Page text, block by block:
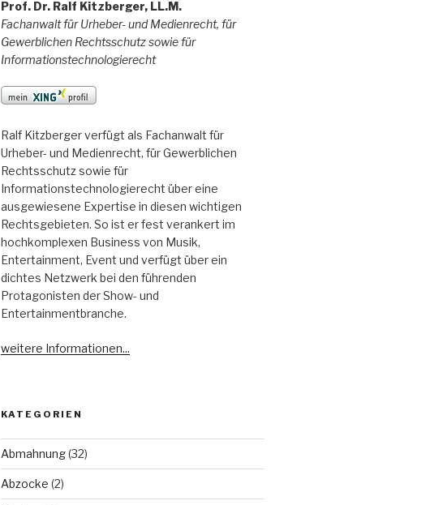
Prof. Dr. Ralf Kitzberger, LL.M.
Fachanwalt für Urheber- und Medienrecht, für
Gewerblichen Rechtsschutz sowie für
Informationstechnologierecht
Ralf Kitzberger verfügt als Fachanwalt für
Urheber- und Medienrecht, für Gewerblichen
Rechtsschutz sowie für
Informationstechnologierecht über eine
ausgewiesene Expertise in diesen wichtigen
Rechtsgebieten. So ist er fest verankert im
hochkomplexen Business von Musik,
Entertainment, Event und verfügt über ein
dichtes Netzwerk bei den führenden
Protagonisten der Show- und
Entertainmentbranche.
weitere Informationen...
KATEGORIEN
Abmahnung(32)
Abzocke (2)